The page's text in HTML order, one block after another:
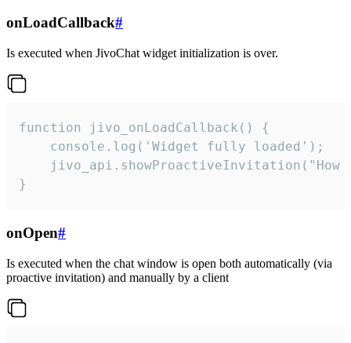
onLoadCallback#
Is executed when JivoChat widget initialization is over.
function jivo_onLoadCallback() {
    console.log('Widget fully loaded');
jivo_api.showProactiveInvitation("How
}
onOpen#
Is executed when the chat window is open both automatically (via
proactive invitation) and manually by a client